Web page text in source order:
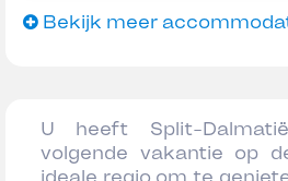
Bekijk meer
U heeft Split-
volgende vakantie op